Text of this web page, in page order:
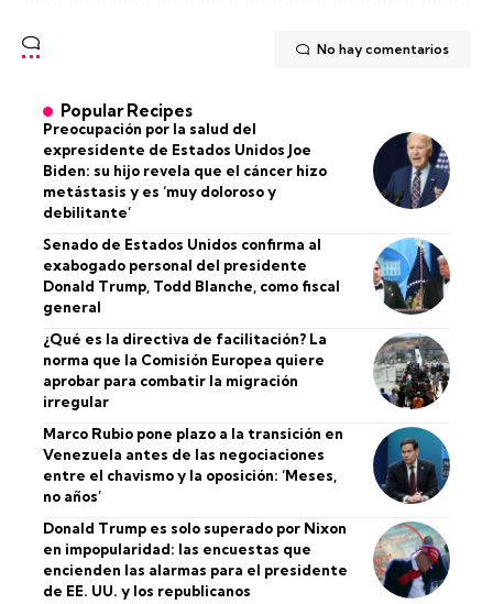
No hay comentarios
Popular Recipes
Preocupación por la salud del
expresidente de Estados Unidos Joe
Biden: su hijo revela que el cáncer hizo
metástasis y es ‘muy doloroso y
debilitante’
Senado de Estados Unidos confirma al
exabogado personal del presidente
Donald Trump, Todd Blanche, como fiscal
general
¿Qué es la directiva de facilitación? La
norma que la Comisión Europea quiere
aprobar para combatir la migración
irregular
Marco Rubio pone plazo a la transición en
Venezuela antes de las negociaciones
entre el chavismo y la oposición: ‘Meses,
no años’
Donald Trump es solo superado por Nixon
en impopularidad: las encuestas que
encienden las alarmas para el presidente
de EE. UU. y los republicanos